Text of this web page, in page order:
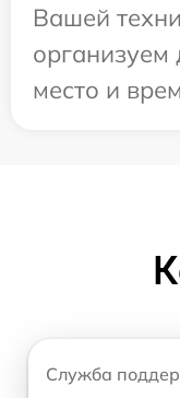
Вашей
организуем
место и
Служба